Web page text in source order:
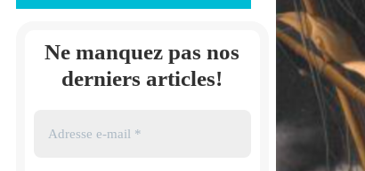
Ne manquez pas nos
derniers articles!